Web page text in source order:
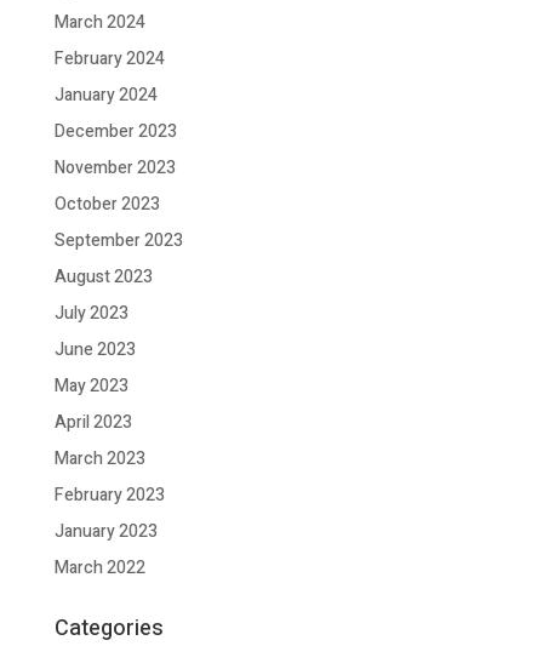
March 2024
February 2024
January 2024
December 2023
November 2023
October 2023
September 2023
August 2023
July 2023
June 2023
May 2023
April 2023
March 2023
February 2023
January 2023
March 2022
Categories